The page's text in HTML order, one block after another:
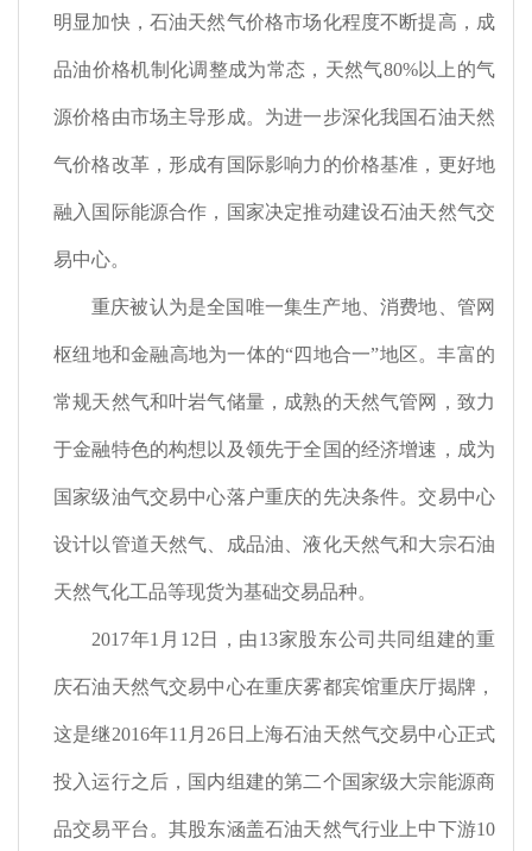
明显加快，石油天然气价格市场化程度不断提高，成
品油价格机制化调整成为常态，天然气80%以上的气
源价格由市场主导形成。为进一步深化我国石油天然
气价格改革，形成有国际影响力的价格基准，更好地
融入国际能源合作，国家决定推动建设石油天然气交
易中心。
重庆被认为是全国唯一集生产地、消费地、管网
枢纽地和金融高地为一体的“四地合一”地区。丰富的
常规天然气和叶岩气储量，成熟的天然气管网，致力
于金融特色的构想以及领先于全国的经济增速，成为
国家级油气交易中心落户重庆的先决条件。交易中心
设计以管道天然气、成品油、液化天然气和大宗石油
天然气化工品等现货为基础交易品种。
2017年1 月 12 日，由13家股东公司共同组建的重
庆石油天然气交易中心在重庆雾都宾馆重庆厅揭牌，
这是继2016年11 月 26 日上海石油天然气交易中心正式
投入运行之后，国内组建的第二个国家级大宗能源商
品交易平台。其股东涵盖石油天然气行业上中下游10